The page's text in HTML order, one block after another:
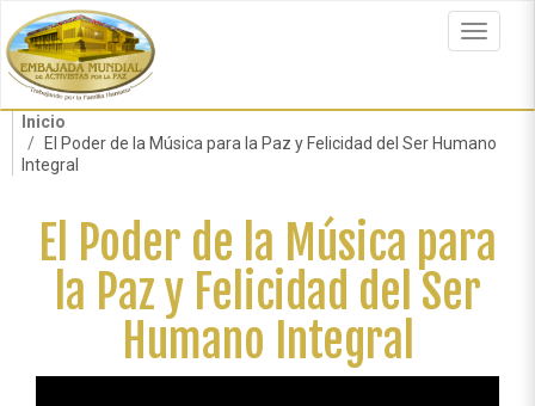
al
contenido
principal
Toggle
Inicio
El Poder de la Música para la Paz y Felicidad del Ser Humano
Integral
El Poder de la Música para
la Paz y Felicidad del Ser
Humano Integral